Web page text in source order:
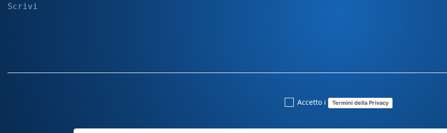
residenza dell’intestatario. Offerta valida con finanziamento Panero plus. Per
possono variare in base alla disponibilità e al mercato. Le immagini non
Accetto i Termini della Privacy